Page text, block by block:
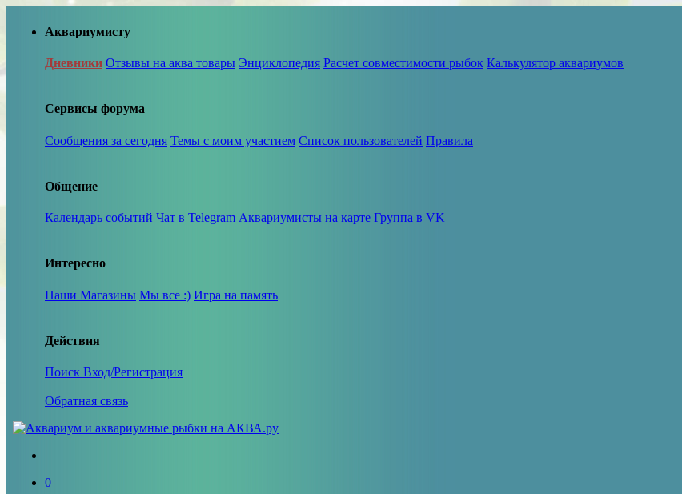
Аквариумисту
Дневники Отзывы на аква товары Энциклопедия Расчет совместимости рыбок Калькулятор аквариумов
Сервисы форума
Сообщения за сегодня Темы с моим участием Список пользователей Правила
Общение
Календарь событий Чат в Telegram Аквариумисты на карте Группа в VK
Интересно
Наши Магазины Мы все :) Игра на память
Действия
Поиск Вход/Регистрация
Обратная связь
0